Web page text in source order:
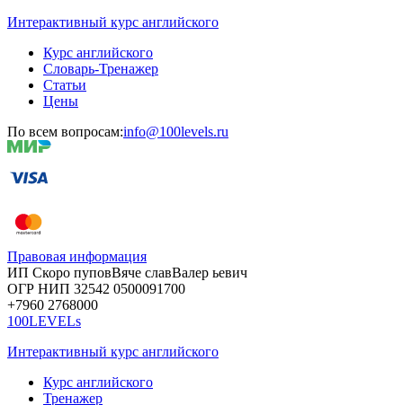
Интерактивный курс английского
Курс английского
Словарь-Тренажер
Статьи
Цены
По всем вопросам:info@100levels.ru
Правовая информация
ИП Скоро пуповВяче славВалер ьевич
ОГР НИП 32542 0500091700
+7960 2768000
100LEVELs
Интерактивный курс английского
Курс английского
Тренажер